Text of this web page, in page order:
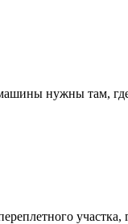
нужны там,